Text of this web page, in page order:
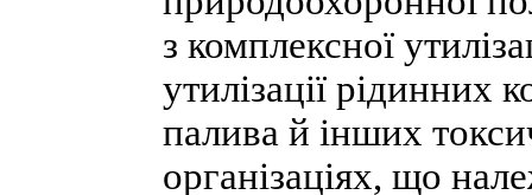
з комплексної
утилізації рідинних
палива й інших
організаціях, що